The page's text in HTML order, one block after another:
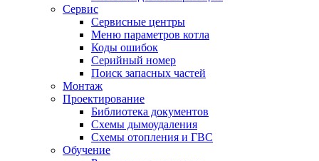
Сервис
Сервисные центры
Меню параметров котла
Коды ошибок
Серийный номер
Поиск запасных частей
Монтаж
Проектирование
Библиотека документов
Схемы дымоудаления
Схемы отопления и ГВС
Обучение